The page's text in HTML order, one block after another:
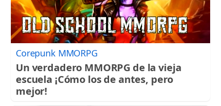
Corepunk MMORPG
Un verdadero MMORPG de la vieja
escuela ¡Cómo los de antes, pero
mejor!